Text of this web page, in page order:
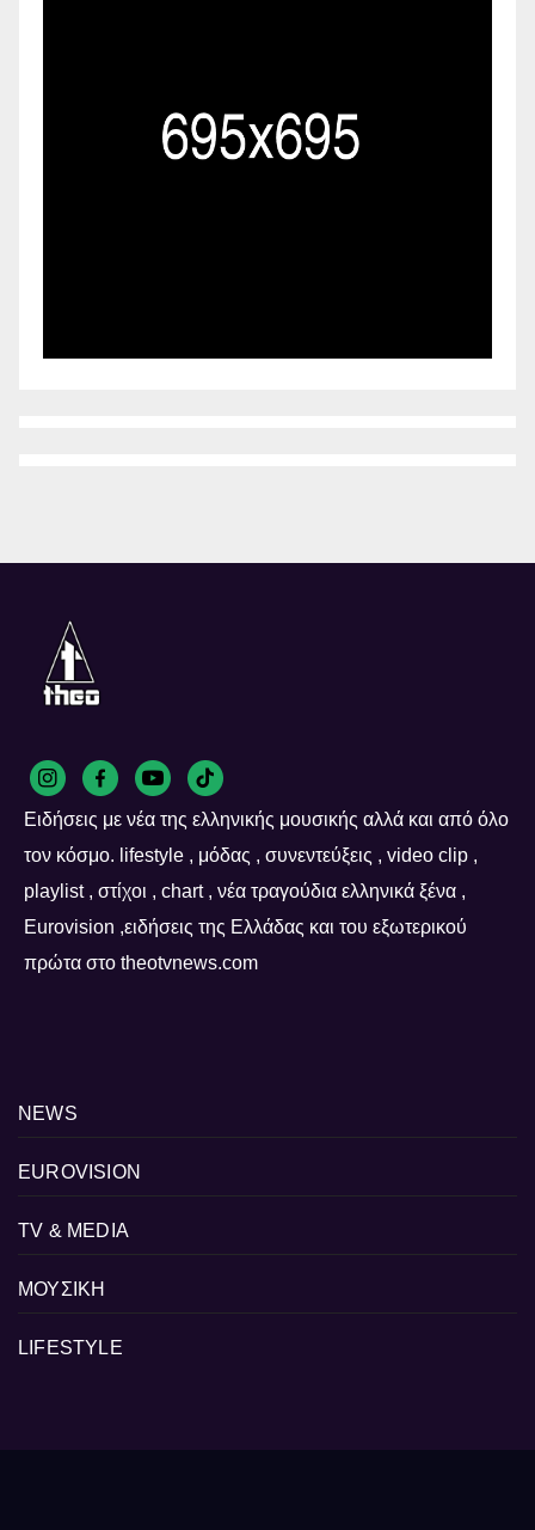
Ειδήσεις με νέα της ελληνικής μουσικής αλλά και από όλο
τον κόσμο. lifestyle , μόδας , συνεντεύξεις , video clip ,
playlist , στίχοι , chart , νέα τραγούδια ελληνικά ξένα ,
Eurovision ,ειδήσεις της Ελλάδας και του εξωτερικού
πρώτα στο theotvnews.com
NEWS
EUROVISION
TV & MEDIA
ΜΟΥΣΙΚΗ
LIFESTYLE